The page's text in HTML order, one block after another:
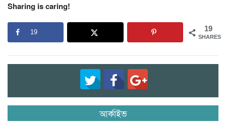
Sharing is caring!
19
SHARES
19
আর্কাইভ